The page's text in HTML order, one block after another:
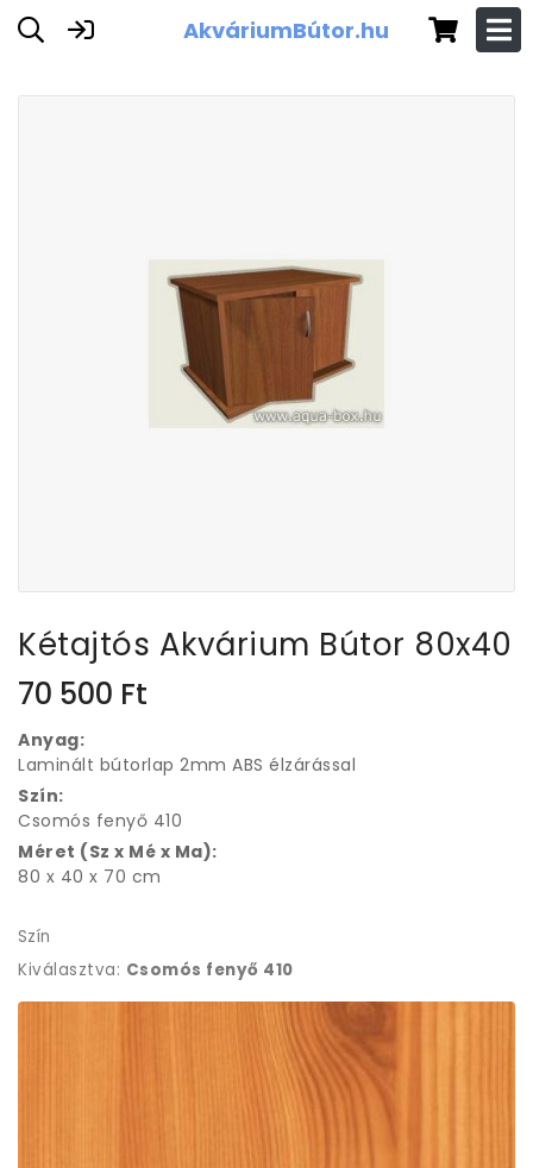
AkváriumBútor.hu
Kétajtós Akvárium Bútor 80x40
70 500 Ft
Anyag:
Laminált bútorlap 2mm ABS élzárással
Szín:
Csomós fenyő 410
Méret (Sz x Mé x Ma):
80 x 40 x 70 cm
Szín
Kiválasztva: Csomós fenyő 410